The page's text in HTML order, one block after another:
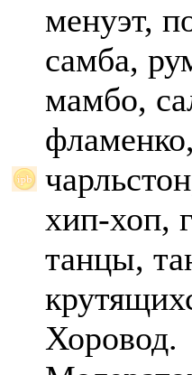
менуэт,
самба,
мамбо,
хип-хоп,
танцы,
Хоровод.